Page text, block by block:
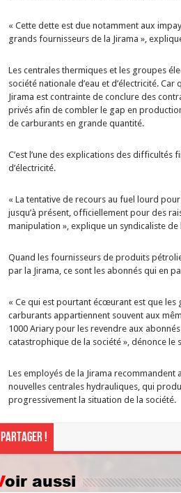
« Cette dette est due notamment aux
grands fournisseurs de la Jirama »,
Les centrales thermiques et les groupes
société nationale d’eau et d’électricité.
Jirama est contrainte de conclure des
privés afin de combler le gap en
de carburants en grande quantité.
C’est l’une des explications des difficultés
d’électricité.
« La tentative de recours au fuel lourd
jusqu’à présent, officiellement pour des
manipulation », explique un syndicaliste de
Quand les fournisseurs de produits
par la Jirama, ce sont les abonnés qui en
« Ce qui est pourtant écœurant est que
carburants appartiennent souvent aux
1000 Ariary pour les revendre aux
catastrophique de la société », dénonce le
Les employés de la Jirama recommandent
nouvelles centrales hydrauliques, qui
progressivement la situation de la société.
Partager !
Voir aussi